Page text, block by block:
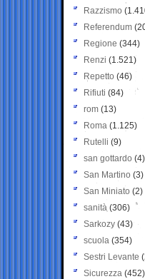
Razzismo
Referendum
Regione (344)
Renzi (1.521)
Repetto (46)
Rifiuti (84)
rom (13)
Roma (1.125)
Rutelli (9)
san gottardo (4)
San Martino (3)
San Miniato (2)
sanità (306)
Sarkozy (43)
scuola (354)
Sestri Levante
Sicurezza (452)